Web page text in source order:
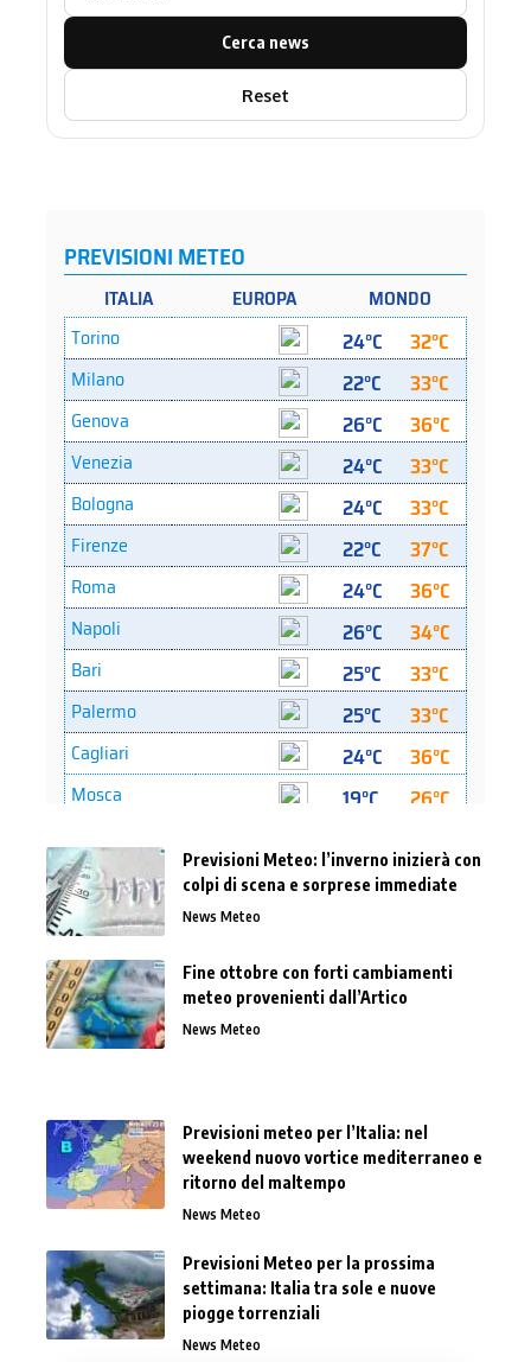
Cerca news
Reset
Previsioni Meteo: l’inverno inizierà con
colpi di scena e sorprese immediate
News Meteo
Fine ottobre con forti cambiamenti
meteo provenienti dall’Artico
News Meteo
Previsioni meteo per l’Italia: nel
weekend nuovo vortice mediterraneo e
ritorno del maltempo
News Meteo
Previsioni Meteo per la prossima
settimana: Italia tra sole e nuove
piogge torrenziali
News Meteo